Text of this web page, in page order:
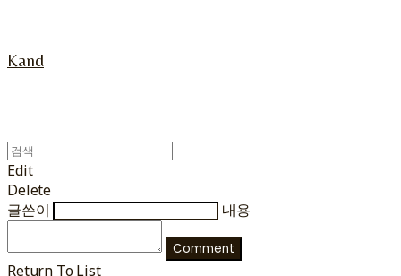
Kand
Edit
Delete
글쓴이
내용
Comment
Return To List